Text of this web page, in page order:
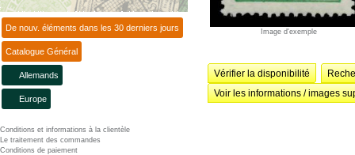
De nouv. éléments dans les 30 derniers jours
Catalogue Général
Allemands
Europe
Conditions et informations à la clientèle
Le traitement des commandes
Conditions de paiement
Image d'exemple
Vérifier la disponibilité
Voir les informations / images